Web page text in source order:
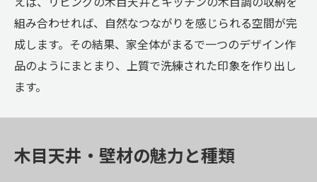
組み合わせれば、自然なつながりを感じられる空間が完
成します。その結果、家全体がまるで一つのデザイン作
品のようにまとまり、上質で洗練された印象を作り出し
ます。
木目天井・壁材の魅力と種類